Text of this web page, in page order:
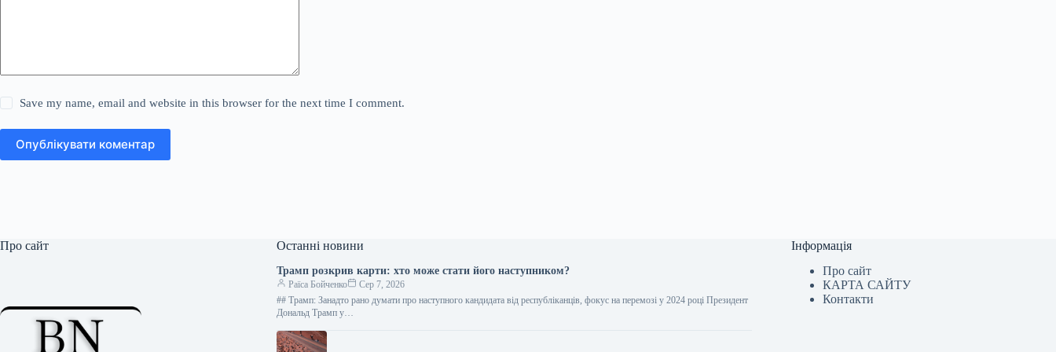
Save my name, email and website in this browser for the next time I comment.
Опублікувати коментар
Про сайт Останні новини
Трамп розкрив карти: хто може стати його наступником?
Раїса Бойченко
Сер 7, 2026
## Трамп: Занадто рано думати про наступного кандидата від республіканців, фокус на перемозі у 2024 році Президент
Дональд Трамп у…
Інформація
Про сайт
КАРТА САЙТУ
Контакти